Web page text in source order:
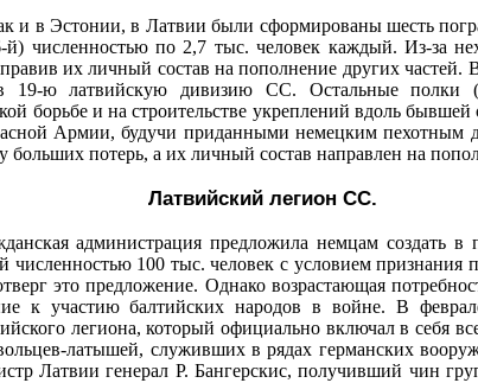
и в Эстонии, в Латвии были сформированы шесть
численностью по 2,7 тыс. человек каждый. Из‑за
их личный состав на пополнение других
19‑ю латвийскую дивизию СС. Остальные полки
борьбе и на строительстве укреплений вдоль
Армии, будучи приданными немецким пехотным
потерь, а их личный состав направлен на
Латвийский легион СС.
администрация предложила немцам создать в
100 тыс. человек с условием признания
это предложение. Однако возрастающая
к участию балтийских народов в войне. В
легиона, который официально включал в себя
служивших в рядах германских
Латвии генерал Р. Бангерскис, получивший чин